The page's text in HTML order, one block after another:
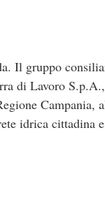
Il gruppo
di Lavoro
idrica